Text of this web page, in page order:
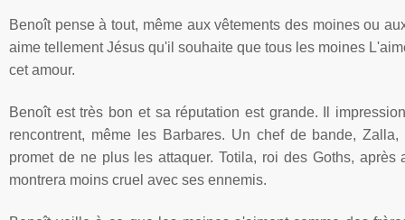
Benoît pense à tout, même aux vêtements des moines ou
aime tellement Jésus qu'il souhaite que tous les moines
cet amour.
Benoît est très bon et sa réputation est grande. Il
rencontrent, même les Barbares. Un chef de bande,
promet de ne plus les attaquer. Totila, roi des Goths, après
montrera moins cruel avec ses ennemis.